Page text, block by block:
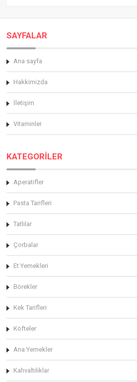
SAYFALAR
Ana sayfa
Hakkimizda
İletişim
Vitaminler
KATEGORİLER
Aperatifler
Pasta Tarifleri
Tatlılar
Çorbalar
Et Yemekleri
Börekler
Kek Tarifleri
Köfteler
Ana Yemekler
Kahvaltılıklar